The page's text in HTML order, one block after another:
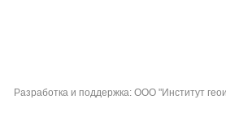
Разработка и поддержка: ООО "Институт